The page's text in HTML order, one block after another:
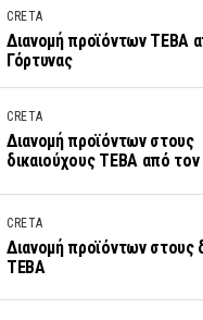
CRETA
Διανομή προϊόντων ΤΕΒΑ
Γόρτυνας
CRETA
Διανομή προϊόντων στους
δικαιούχους ΤΕΒΑ από
CRETA
Διανομή προϊόντων στους
ΤΕΒΑ